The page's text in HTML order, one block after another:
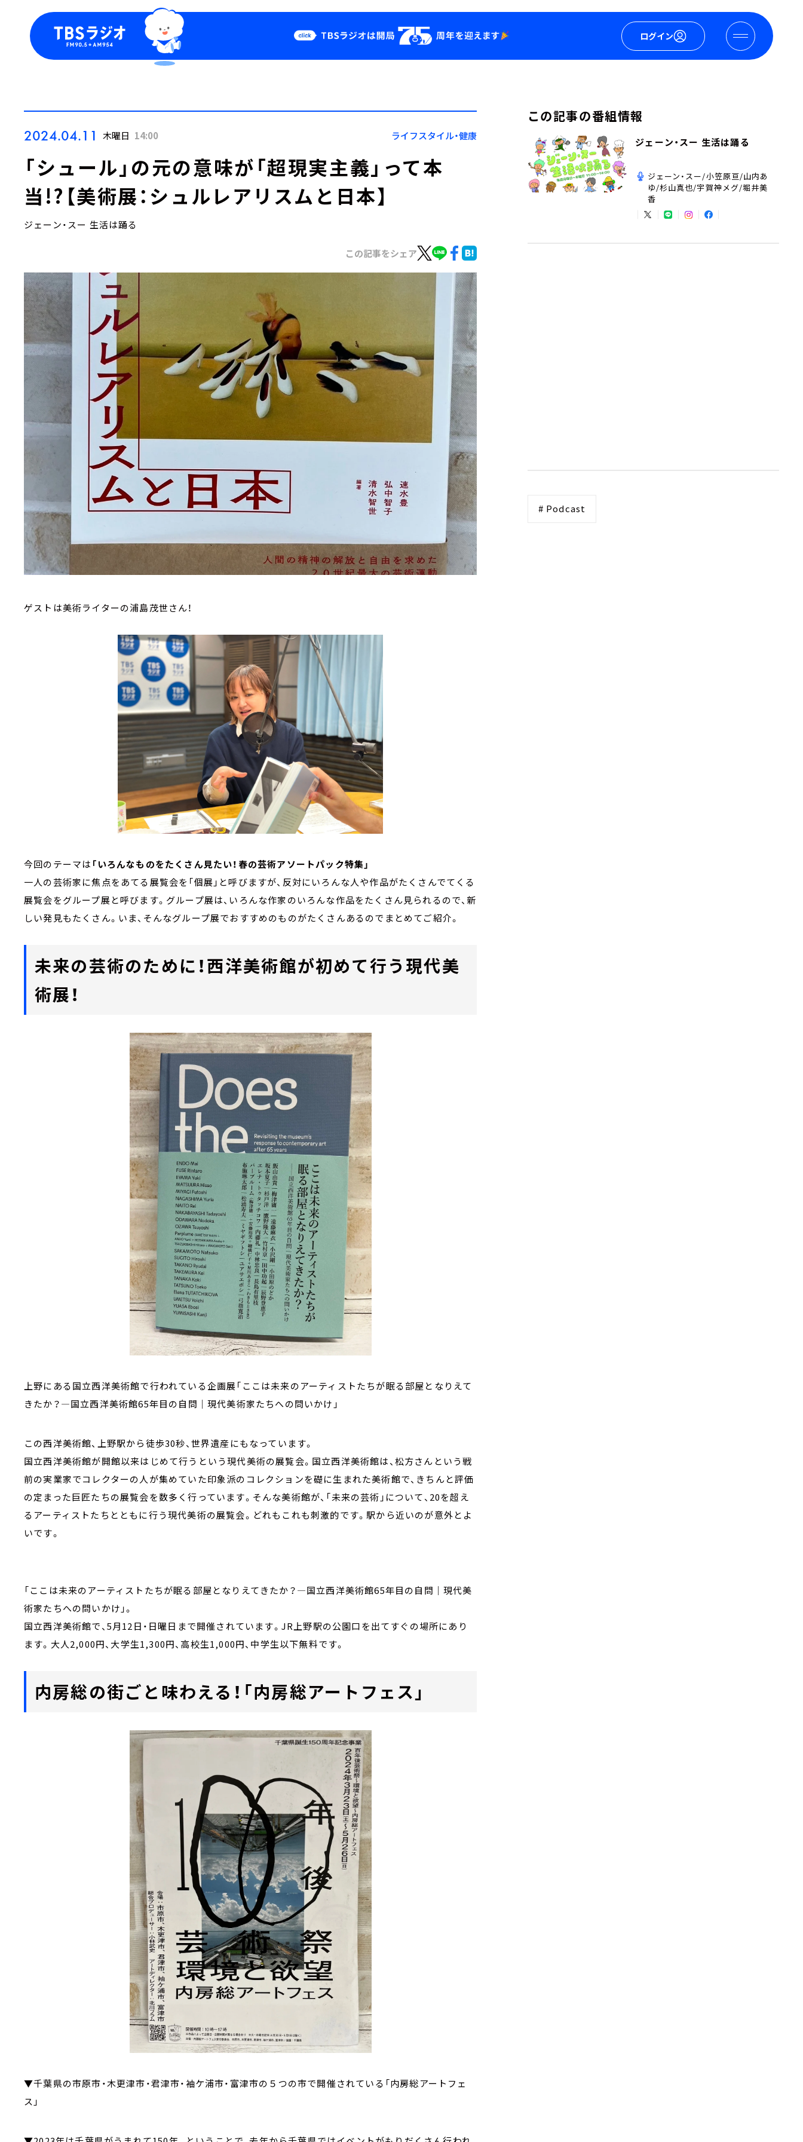
ログイン
Podcast
YouTube
会社情報
2024.04.11 木曜日 14:00 ライフスタイル・健康
「シュール」の元の意味が「超現実主義」って本
当!?【美術展：シュルレアリスムと日本】
ジェーン・スー 生活は踊る
この記事をシェア
ゲストは美術ライターの浦島茂世さん！
今回のテーマは 「いろんなものをたくさん見たい！春の芸術アソートパック特集」
一人の芸術家に焦点をあてる展覧会を「個展」と呼びますが、反対にいろんな人や作品がたくさんでてくる
展覧会をグループ展と呼びます。グループ展は、いろんな作家のいろんな作品をたくさん見られるので、新
しい発見もたくさん。いま、そんなグループ展でおすすめのものがたくさんあるのでまとめてご紹介。
未来の芸術のために！西洋美術館が初めて行う現代美
術展！
上野にある国立西洋美術館で行われている企画展「ここは未来のアーティストたちが眠る部屋となりえて
きたか？―国立西洋美術館65年目の自問｜現代美術家たちへの問いかけ」
この西洋美術館、上野駅から徒歩30秒、世界遺産にもなっています。
国立西洋美術館が開館以来はじめて行うという現代美術の展覧会。国立西洋美術館は、松方さんという戦
前の実業家でコレクターの人が集めていた印象派のコレクションを礎に生まれた美術館で、きちんと評価
の定まった巨匠たちの展覧会を数多く行っています。そんな美術館が、「未来の芸術」について、20を超え
るアーティストたちとともに行う現代美術の展覧会。どれもこれも刺激的です。駅から近いのが意外とよ
いです。
「ここは未来のアーティストたちが眠る部屋となりえてきたか？―国立西洋美術館65年目の自問｜現代美
術家たちへの問いかけ」。
国立西洋美術館で、5月12日・日曜日まで開催されています。JR上野駅の公園口を出てすぐの場所にあり
ます。大人2,000円、大学生1,300円、高校生1,000円、中学生以下無料です。
内房総の街ごと味わえる！「内房総アートフェス」
▼千葉県の市原市・木更津市・君津市・袖ケ浦市・富津市の５つの市で開催されている「内房総アートフェ
ス」
この記事の番組情報
ジェーン・スー 生活は踊る
ジェーン・スー/小笠原亘/山内あ
ゆ/杉山真也/宇賀神メグ/堀井美
香
# Podcast